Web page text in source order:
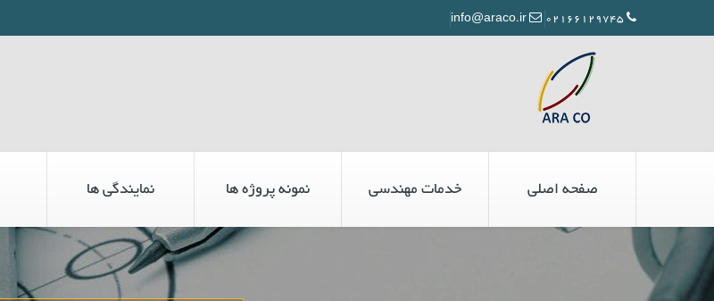
صفحه اصلی خدمات مهندسی نمونه پروژه ها نمایندگی ها